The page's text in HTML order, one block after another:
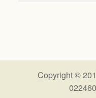
Copyright ©